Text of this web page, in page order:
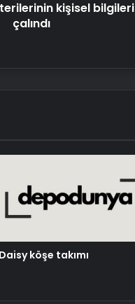
kişisel bilgileri
çalındı
Daisy köşe takımı